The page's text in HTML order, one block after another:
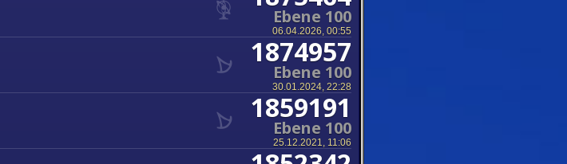
Ebene 100
06.04.2026, 00:55
1874957
Ebene 100
30.01.2024, 22:28
1859191
Ebene 100
25.12.2021, 11:06